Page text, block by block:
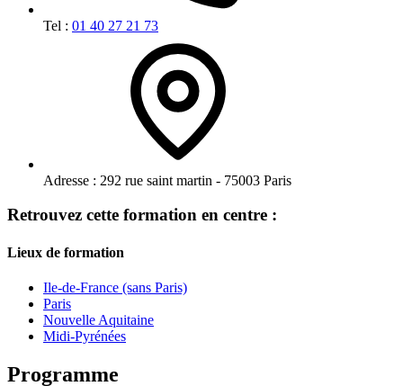
Tel : 01 40 27 21 73
Adresse : 292 rue saint martin - 75003 Paris
Retrouvez cette formation en centre :
Lieux de formation
Ile-de-France (sans Paris)
Paris
Nouvelle Aquitaine
Midi-Pyrénées
Programme